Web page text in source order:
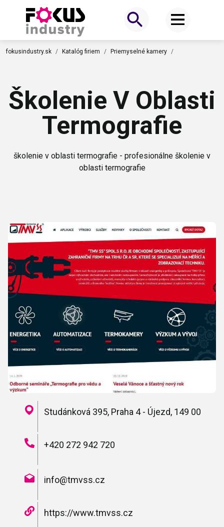
fokusindustry.sk Katalóg firiem Priemyselné kamery
Školenie V Oblasti
Termografie
školenie v oblasti termografie - profesionálne školenie v
oblasti termografie
Studánková 395, Praha 4 - Újezd, 149 00
+420 272 942 720
info@tmvss.cz
https://www.tmvss.cz